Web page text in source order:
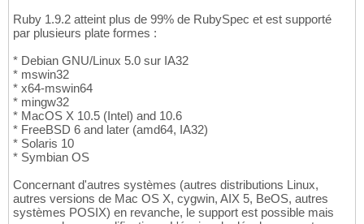
Ruby 1.9.2 atteint plus de 99% de RubySpec et est supporté
par plusieurs plate formes :
* Debian GNU/Linux 5.0 sur IA32
* mswin32
* x64-mswin64
* mingw32
* MacOS X 10.5 (Intel) and 10.6
* FreeBSD 6 and later (amd64, IA32)
* Solaris 10
* Symbian OS
Concernant d'autres systèmes (autres distributions Linux,
autres versions de Mac OS X, cygwin, AIX 5, BeOS, autres
systèmes POSIX) en revanche, le support est possible mais